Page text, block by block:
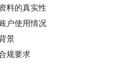
料的真实性
户使用情况
景
规要求